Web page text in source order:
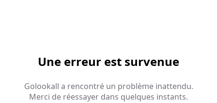
Une erreur est survenue
Golookall a rencontré un problème inattendu.
Merci de réessayer dans quelques instants.